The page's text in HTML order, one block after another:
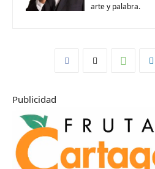
arte y palabra.
Publicidad